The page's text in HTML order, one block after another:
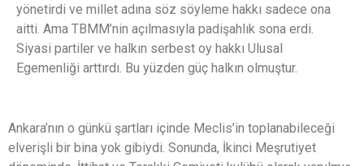
yönetirdi ve millet adına söz söyleme hakkı sadece ona
aitti. Ama TBMM’nin açılmasıyla padişahlık sona erdi.
Siyasi partiler ve halkın serbest oy hakkı Ulusal
Egemenliği arttırdı. Bu yüzden güç halkın olmuştur.
Ankara’nın o günkü şartları içinde Meclis’in toplanabileceği
elverişli bir bina yok gibiydi. Sonunda, İkinci Meşrutiyet